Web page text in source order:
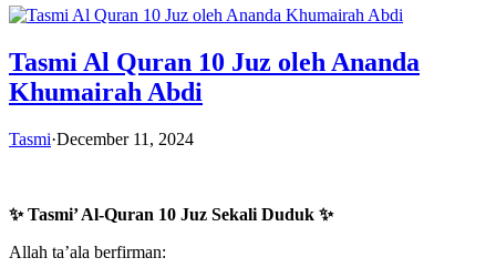
Tasmi Al Quran 10 Juz oleh Ananda
Khumairah Abdi
Tasmi·December 11, 2024
✨ Tasmi’ Al-Quran 10 Juz Sekali Duduk ✨
Allah ta’ala berfirman: